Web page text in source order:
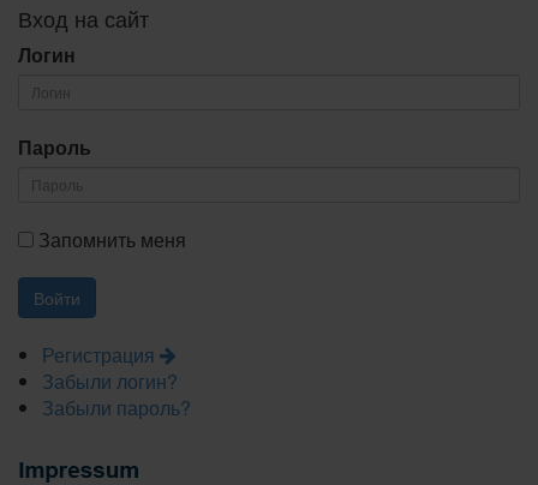
Вход на сайт
Логин
Пароль
Запомнить меня
Регистрация
Забыли логин?
Забыли пароль?